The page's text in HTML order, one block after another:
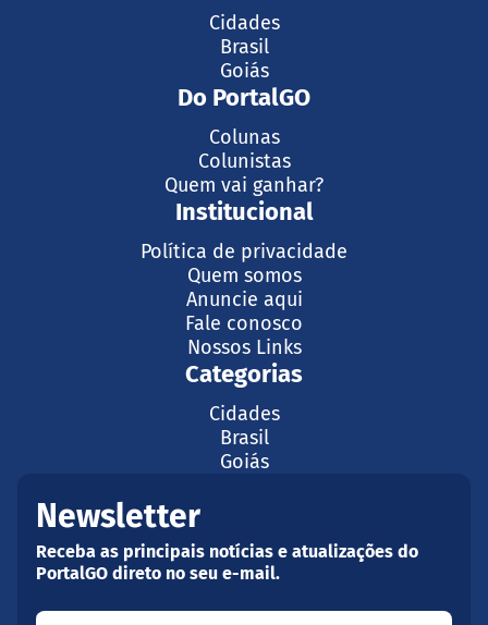
Cidades
Brasil
Goiás
Do PortalGO
Colunas
Colunistas
Quem vai ganhar?
Institucional
Política de privacidade
Quem somos
Anuncie aqui
Fale conosco
Nossos Links
Categorias
Cidades
Brasil
Goiás
Newsletter
Receba as principais notícias e atualizações do
PortalGO direto no seu e-mail.
Seu nome